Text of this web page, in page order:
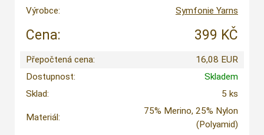
Výrobce:
Symfonie Yarns
Cena: 399 KČ
Přepočtená cena:
16,08 EUR
Dostupnost:
Skladem
Sklad:
5 ks
Materiál:
75% Merino, 25% Nylon
(Polyamid)